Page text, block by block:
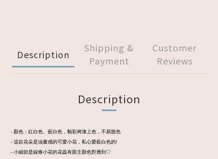
Description
Shipping &
Payment
Customer
Reviews
Description
- 顏色：紅白色、藍白色，釉彩烤漆上色，不易脫色
- 這款花朵是油畫感的可愛小花，私心愛藍白色的!
- 小細節是線條小花的花蕊有跟主顏色對應到♡